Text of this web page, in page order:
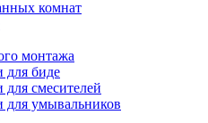
комнат
монтажа
для биде
смесителей
для умывальников